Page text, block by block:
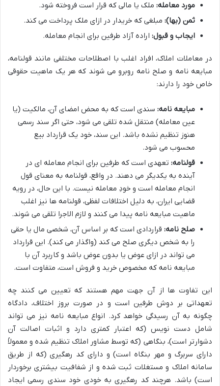
مورد معامله: ملک یا مالی که قرار است فروخته شود.
ثمن (بها): مبلغی که خریدار در ازای ملک پرداخت می کند.
ایجاب و قبول: اراده آزاد طرفین برای انجام معامله.
در معاملات املاک، افراد اغلب با اصطلاحات مختلفی مانند قولنامه،
مبایعه نامه و صلح نامه روبرو می شوند که هر یک ماهیت حقوقی
خاص خود را دارند:
مبایعه نامه: سندی است که به محض امضای آن، مالکیت (یا
عین معامله) منتقل شده تلقی می شود، حتی اگر سند رسمی
هنوز تنظیم نشده باشد. این سند، خود یک قرارداد بیع
محسوب می شود.
قولنامه: تعهدی است که طرفین برای انجام معامله ای در
آینده به یکدیگر می دهند. در واقع، قولنامه به معنای قول
انجام معامله است و خودِ معامله نیست. با این حال، در رویه
قضایی ایران، به دلیل اختلافات لفظی، قولنامه ها نیز اغلب
ماهیت مبایعه نامه پیدا می کنند و لازم الاجرا تلقی می شوند.
صلح نامه: قراردادی است که بر اساس آن، شخصی مال یا حقی
را به شخص دیگری صلح می کند (واگذار می کند). این قرارداد
می تواند در ازای عوض یا بدون عوض باشد و کاربرد آن با
مبایعه نامه که مخصوص خرید و فروش است، متفاوت است.
این تفاوت ها از آن جهت مهم هستند که تعیین می کنند چه
تعهداتی بر دوش طرفین است و در صورت بروز اختلاف، دادگاه
چگونه به آن رسیدگی خواهد کرد. انواع مبایعه نامه نیز می تواند
شامل دست نویس (که اعتبار کمتری دارد و اثبات اصالت آن
دشوارتر است)، بنگاهی (که توسط مشاور املاک تنظیم شده و معمولاً
دارای سربرگ و مهر بنگاه است) و دارای کد رهگیری (که از طریق
سامانه املاک و مستغلات ثبت شده و از شفافیت بیشتری برخوردار
است) باشد. هرچند کد رهگیری به خودی خود سندی رسمی ایجاد